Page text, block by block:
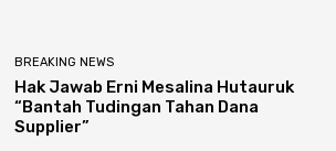
BREAKING NEWS
Hak Jawab Erni Mesalina Hutauruk
“Bantah Tudingan Tahan Dana
Supplier”